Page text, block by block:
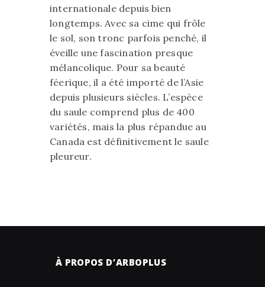
internationale depuis bien
longtemps. Avec sa cime qui frôle
le sol, son tronc parfois penché, il
éveille une fascination presque
mélancolique. Pour sa beauté
féerique, il a été importé de l’Asie
depuis plusieurs siècles. L’espèce
du saule comprend plus de 400
variétés, mais la plus répandue au
Canada est définitivement le saule
pleureur.
À PROPOS D’ARBOPLUS